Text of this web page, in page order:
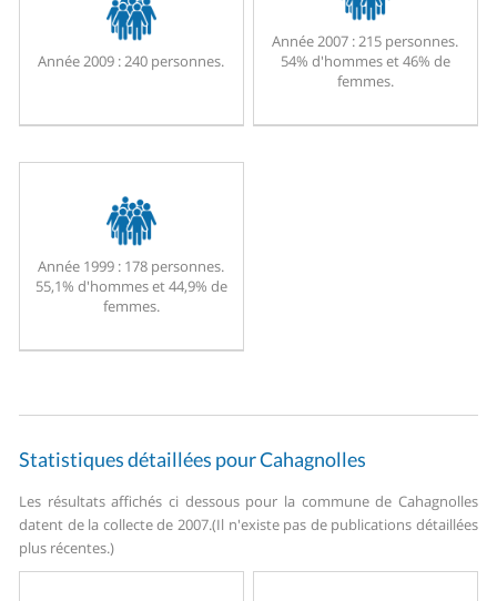
Année 2009 :240 personnes.
Année 2007 :215 personnes.
54% d'hommes et 46% de
femmes.
Année 1999 : 178 personnes.
55,1% d'hommes et 44,9% de
femmes.
Statistiques détaillées pour Cahagnolles
Les résultats affichés ci dessous pour la commune de Cahagnolles
datent de la collecte de 2007.(Il n'existe pas de publications détaillées
plus récentes.)